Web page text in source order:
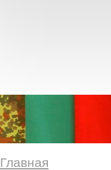
Главная